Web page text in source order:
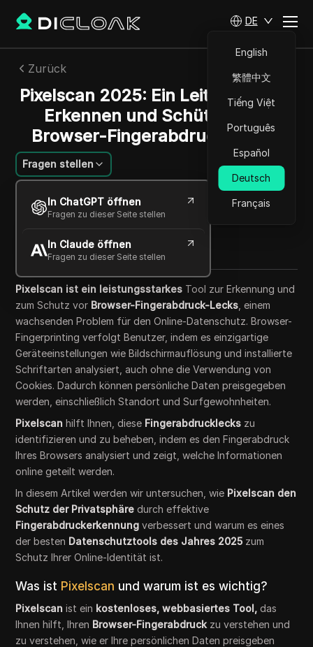
DE
English
繁體中文
Tiếng Việt
Português
Español
Deutsch
Français
Zurück
Pixelscan 2025: Ein Leitfaden zum
Erkennen und Schützen vor
Browser-Fingerabdruck-Lecks
Fragen stellen
In ChatGPT öffnen
Fragen zu dieser Seite stellen
In Claude öffnen
Fragen zu dieser Seite stellen
Lin Zifeng
26 Sept. 2025 5 min lesen
Copy Link
Pixelscan ist ein leistungsstarkes Tool zur Erkennung und
zum Schutz vor Browser-Fingerabdruck-Lecks , einem
wachsenden Problem für den Online-Datenschutz. Browser-
Fingerprinting verfolgt Benutzer, indem es einzigartige
Geräteeinstellungen wie Bildschirmauflösung und installierte
Schriftarten analysiert, auch ohne die Verwendung von
Cookies. Dadurch können persönliche Daten preisgegeben
werden, einschließlich Standort und Surfgewohnheiten.
Pixelscan hilft Ihnen, diese Fingerabdrucklecks zu
identifizieren und zu beheben, indem es den Fingerabdruck
Ihres Browsers analysiert und zeigt, welche Informationen
online geteilt werden.
In diesem Artikel werden wir untersuchen, wie Pixelscan den
Schutz der Privatsphäre durch effektive
Fingerabdruckerkennung verbessert und warum es eines
der besten Datenschutztools des Jahres 2025 zum
Schutz Ihrer Online-Identität ist.
Was ist Pixelscan und warum ist es wichtig?
Pixelscan ist ein kostenloses, webbasiertes Tool, das
Ihnen hilft, Ihren Browser-Fingerabdruck zu verstehen und
zu verstehen, wie er Ihre persönlichen Daten preisgeben